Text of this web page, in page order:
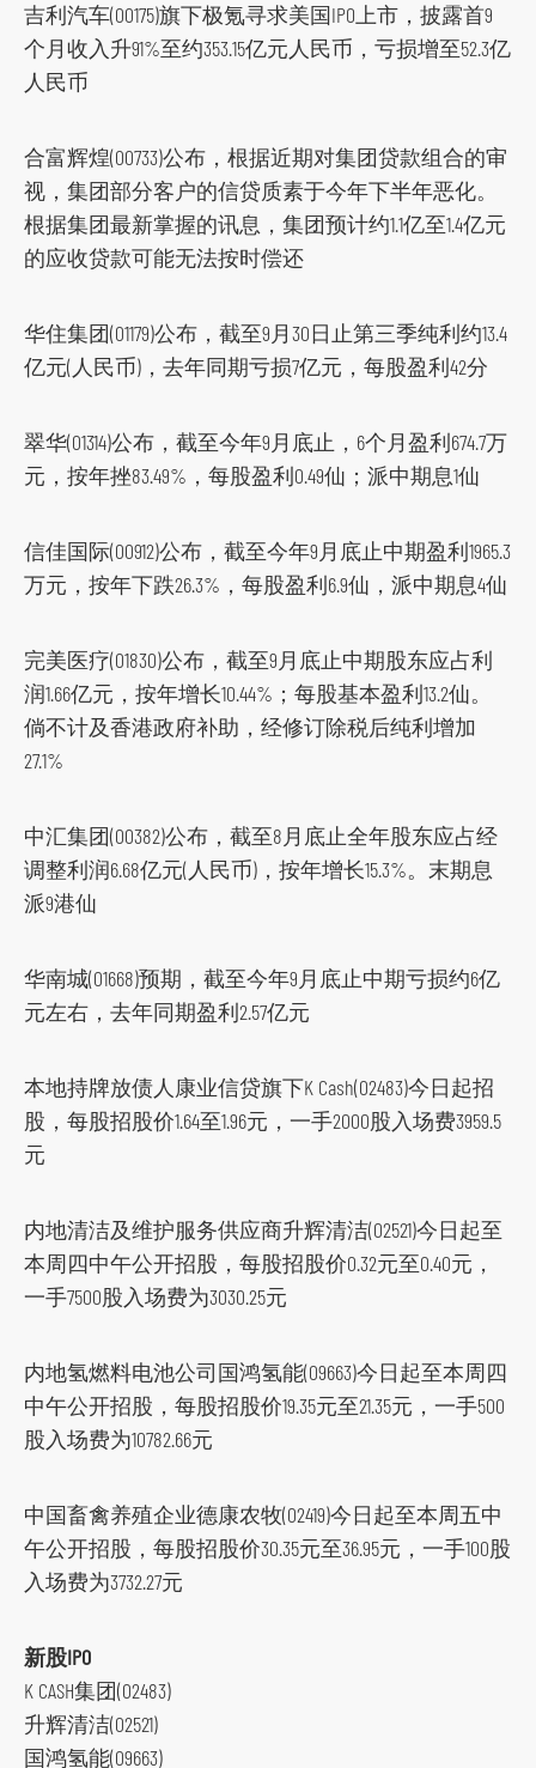
吉利汽车(00175)旗下极氪寻求美国IPO上市，披露首9
个月收入升91%至约353.15亿元人民币，亏损增至52.3亿
人民币
合富辉煌(00733)公布，根据近期对集团贷款组合的审
视，集团部分客户的信贷质素于今年下半年恶化。
根据集团最新掌握的讯息，集团预计约1.1亿至1.4亿元
的应收贷款可能无法按时偿还
华住集团(01179)公布，截至9月30日止第三季纯利约13.4
亿元(人民币)，去年同期亏损7亿元，每股盈利42分
翠华(01314)公布，截至今年9月底止，6个月盈利674.7万
元，按年挫83.49%，每股盈利0.49仙；派中期息1仙
信佳国际(00912)公布，截至今年9月底止中期盈利1965.3
万元，按年下跌26.3%，每股盈利6.9仙，派中期息4仙
完美医疗(01830)公布，截至9月底止中期股东应占利
润1.66亿元，按年增长10.44%；每股基本盈利13.2仙。
倘不计及香港政府补助，经修订除税后纯利增加
27.1%
中汇集团(00382)公布，截至8月底止全年股东应占经
调整利润6.68亿元(人民币)，按年增长15.3%。末期息
派9港仙
华南城(01668)预期，截至今年9月底止中期亏损约6亿
元左右，去年同期盈利2.57亿元
本地持牌放债人康业信贷旗下K Cash(02483)今日起招
股，每股招股价1.64至1.96元，一手2000股入场费3959.5
元
内地清洁及维护服务供应商升辉清洁(02521)今日起至
本周四中午公开招股，每股招股价0.32元至0.40元，
一手7500股入场费为3030.25元
内地氢燃料电池公司国鸿氢能(09663)今日起至本周四
中午公开招股，每股招股价19.35元至21.35元，一手500
股入场费为10782.66元
中国畜禽养殖企业德康农牧(02419)今日起至本周五中
午公开招股，每股招股价30.35元至36.95元，一手100股
入场费为3732.27元
新股IPO
K CASH集团(02483)
升辉清洁(02521)
国鸿氢能(09663)